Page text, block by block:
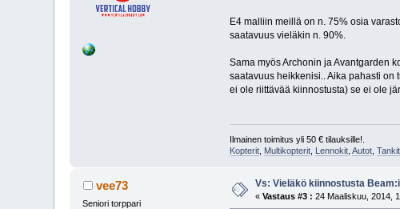
E4 malliin meillä on n. 75% osia
saatavuus vieläkin n. 90%.
Sama myös Archonin ja Avantgarden
saatavuus heikkenisi.. Aika pahasti
ei ole riittävää kiinnostusta) se ei ole
Ilmainen toimitus yli 50 € tilauksille!.
Kopterit, Multikopterit, Lennokit, Autot, Tankit
vee73
Seniori torppari
Vs: Vieläkö kiinnostusta
«Vastaus #3 : 24 Maaliskuu, 2014,